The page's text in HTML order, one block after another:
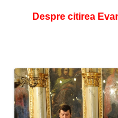
Despre citirea